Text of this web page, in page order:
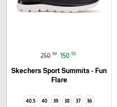
250 ₪ 150 ₪
Skechers Sport Summits - Fun
Flare‏
36
37
38
39
40
40.5